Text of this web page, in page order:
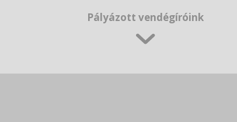
Pályázott vendégíróink